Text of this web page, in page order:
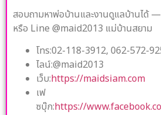
สอบถามหาพ่อบ้านและงานดูแลบ้านได้
หรือ Line @maid2013 แม่บ้านสยาม
โทร:02-118-3912, 062-572-
ไลน์:@maid2013
เว็บ:https://maidsiam.com
เฟ
ซบุ๊ก:https://